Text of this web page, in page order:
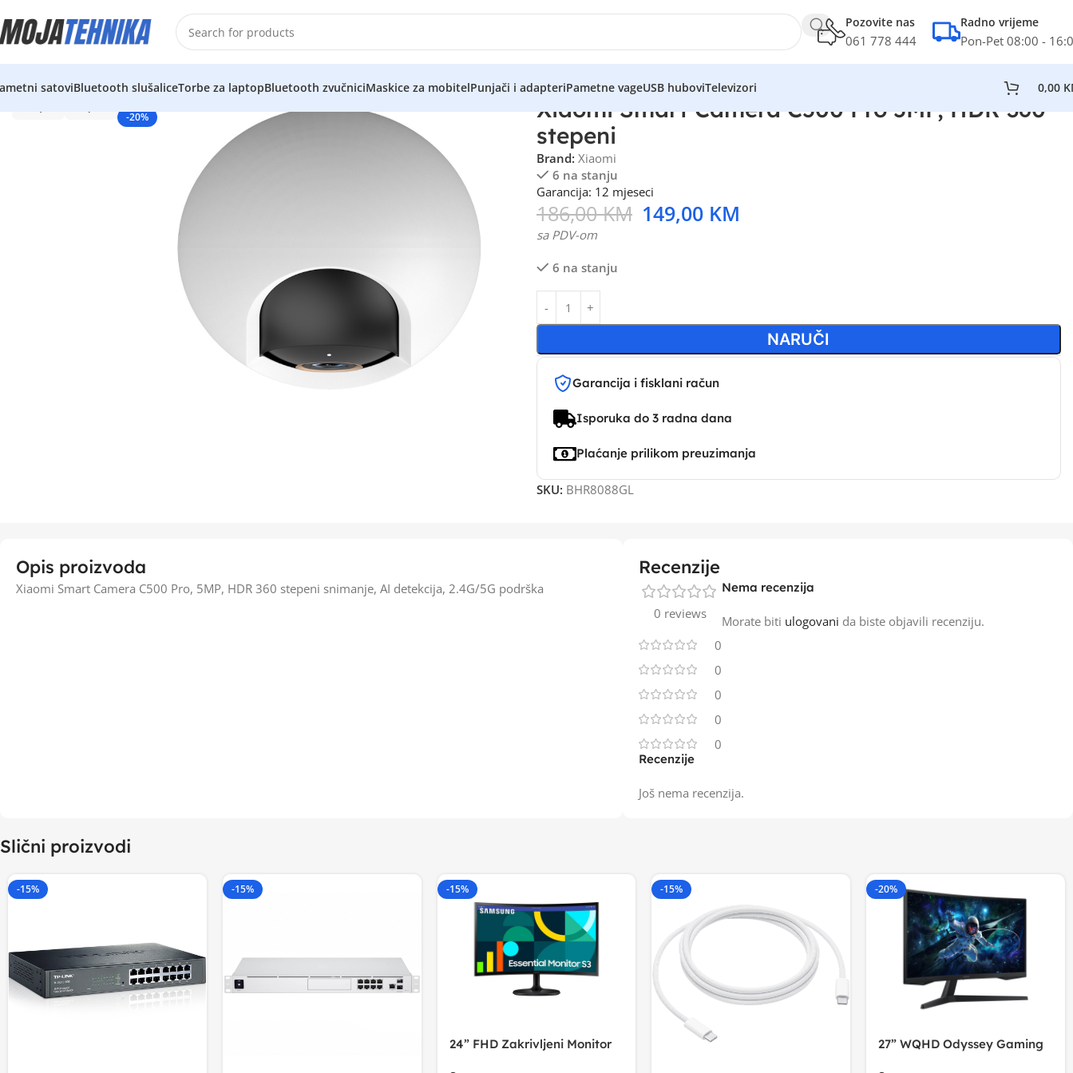
Pozovite nas
061 778 444
Radno vrijeme
Pon-Pet 08:00 -
satoviBluetooth slušaliceTorbe za laptopBluetooth zvučniciMaskice za mobitelPunjači i adapteriPametne vageUSB huboviTelevizori 0,00
-20%
Xiaomi Smart Camera C500 Pro 5MP, HDR 360
stepeni
Brand: Xiaomi
6 na stanju
Garancija: 12 mjeseci
186,00KM 149,00 KM
sa PDV-om
6 na stanju
NARUČI
Garancija i fisklani račun
Isporuka do 3 radna dana
Plaćanje prilikom preuzimanja
SKU: BHR8088GL
Opis proizvoda
Xiaomi Smart Camera C500 Pro, 5MP, HDR 360 stepeni snimanje, AI detekcija, 2.4G/5G podrška
Recenzije
0 reviews
0
0
0
0
0
Recenzije
Još nema recenzija.
Nema recenzija
Morate biti ulogovani da biste objavili recenziju.
Slični proizvodi
-15% -15% -15%
24” FHD Zakrivljeni Monitor
-15% -20%
27” WQHD Odyssey Gaming